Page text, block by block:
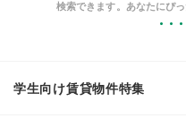
検索できます。あなたにぴ
学生向け賃貸物件特集